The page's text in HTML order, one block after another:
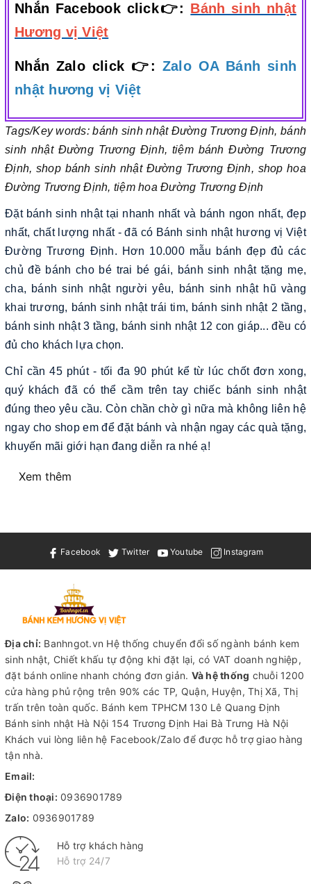
Nhắn Facebook click👉: Bánh sinh nhật
Hương vị Việt
Nhắn Zalo click 👉: Zalo OA Bánh sinh
nhật hương vị Việt
Tags/Key words: bánh sinh nhật Đường Trương Định, bánh
sinh nhật Đường Trương Định, tiệm bánh Đường Trương
Định, shop bánh sinh nhật Đường Trương Định, shop hoa
Đường Trương Định, tiệm hoa Đường Trương Định
Đặt bánh sinh nhật tại nhanh nhất và bánh ngon nhất, đẹp
nhất, chất lượng nhất - đã có Bánh sinh nhật hương vị Việt
Đường Trương Định. Hơn 10.000 mẫu bánh đẹp đủ các
chủ đề bánh cho bé trai bé gái, bánh sinh nhật tặng mẹ,
cha, bánh sinh nhật người yêu, bánh sinh nhật hũ vàng
khai trương, bánh sinh nhật trái tim, bánh sinh nhật 2 tầng,
bánh sinh nhật 3 tầng, bánh sinh nhật 12 con giáp... đều có
đủ cho khách lựa chọn.
Chỉ cần 45 phút - tối đa 90 phút kể từ lúc chốt đơn xong,
quý khách đã có thể cầm trên tay chiếc bánh sinh nhật
đúng theo yêu cầu. Còn chần chờ gì nữa mà không liên hệ
ngay cho shop em để đặt bánh và nhận ngay các quà tặng,
khuyến mãi giới hạn đang diễn ra nhé ạ!
Xem thêm
Facebook Twitter Youtube Instagram
Địa chỉ: Banhngot.vn Hệ thống chuyển đổi số ngành bánh kem
sinh nhật, Chiết khấu tự động khi đặt lại, có VAT doanh nghiệp,
đặt bánh online nhanh chóng đơn giản. Và hệ thống chuỗi 1200
cửa hàng phủ rộng trên 90% các TP, Quận, Huyện, Thị Xã, Thị
trấn trên toàn quốc. Bánh kem TPHCM130 Lê Quang Định
Bánh sinh nhật Hà Nội 154 Trương Định Hai Bà Trưng Hà Nội
Khách vui lòng liên hệ Facebook/Zalo để được hỗ trợ giao hàng
tận nhà.
Email:
Điện thoại: 0936901789
Zalo: 0936901789
Hỗ trợ khách hàng
Hỗ trợ 24/7